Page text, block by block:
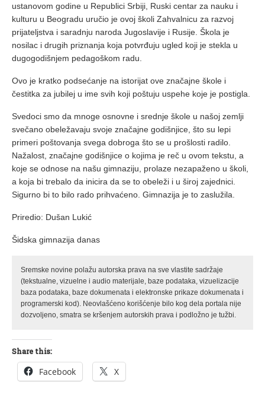
ustanovom godine u Republici Srbiji, Ruski centar za nauku i
kulturu u Beogradu uručio je ovoj školi Zahvalnicu za razvoj
prijateljstva i saradnju naroda Jugoslavije i Rusije. Škola je
nosilac i drugih priznanja koja potvrđuju ugled koji je stekla u
dugogodišnjem pedagoškom radu.
Ovo je kratko podsećanje na istorijat ove značajne škole i
čestitka za jubilej u ime svih koji poštuju uspehe koje je postigla.
Svedoci smo da mnoge osnovne i srednje škole u našoj zemlji
svečano obeležavaju svoje značajne godišnjice, što su lepi
primeri poštovanja svega dobroga što se u prošlosti radilo.
Nažalost, značajne godišnjice o kojima je reč u ovom tekstu, a
koje se odnose na našu gimnaziju, prolaze nezapaženo u školi,
a koja bi trebalo da inicira da se to obeleži i u široj zajednici.
Sigurno bi to bilo rado prihvaćeno. Gimnazija je to zaslužila.
Priredio: Dušan Lukić
Šidska gimnazija danas
Sremske novine polažu autorska prava na sve vlastite sadržaje
(tekstualne, vizuelne i audio materijale, baze podataka, vizuelizacije
baza podataka, baze dokumenata i elektronske prikaze dokumenata i
programerski kod). Neovlašćeno korišćenje bilo kog dela portala nije
dozvoljeno, smatra se kršenjem autorskih prava i podložno je tužbi.
Share this:
Facebook X